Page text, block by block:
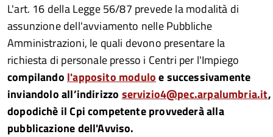
L'art. 16 della Legge 56/87 prevede la modalità di
assunzione dell'avviamento nelle Pubbliche
Amministrazioni, le quali devono presentarela
richiesta di personale presso i Centri per l'Impiego
compilando l'apposito moduloe successivamente
inviandolo all’indirizzo servizio4@pec.arpalumbria.it,
dopodichè il Cpi competente provvederà alla
pubblicazione dell'Avviso.